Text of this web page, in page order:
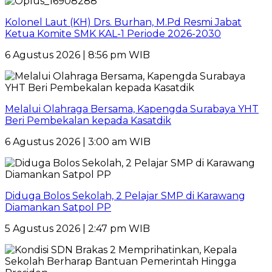
Kolonel Laut (KH) Drs. Burhan, M.Pd Resmi Jabat
Ketua Komite SMK KAL-1 Periode 2026-2030
6 Agustus 2026 | 8:56 pm WIB
Melalui Olahraga Bersama, Kapengda Surabaya YHT
Beri Pembekalan kepada Kasatdik
6 Agustus 2026 | 3:00 am WIB
Diduga Bolos Sekolah, 2 Pelajar SMP di Karawang
Diamankan Satpol PP
5 Agustus 2026 | 2:47 pm WIB